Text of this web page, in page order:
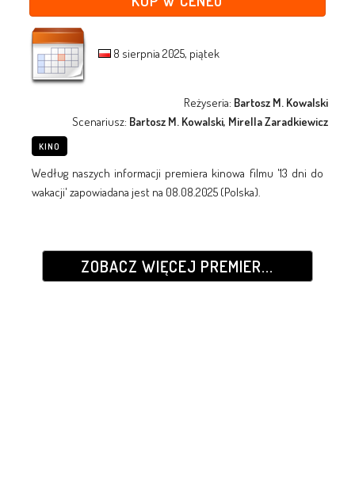
8 sierpnia 2025, piątek
Reżyseria: Bartosz M. Kowalski
Scenariusz: Bartosz M. Kowalski, Mirella Zaradkiewicz
KINO
Według naszych informacji premiera kinowa filmu '13 dni do
wakacji' zapowiadana jest na 08.08.2025 (Polska).
ZOBACZ WIĘCEJ PREMIER...